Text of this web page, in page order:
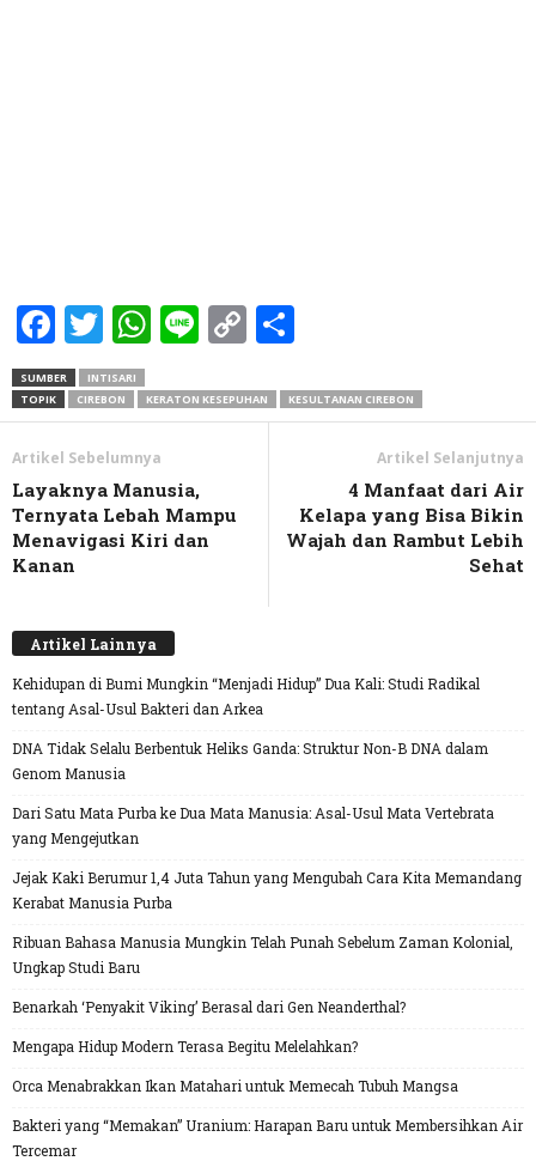
Facebook
TwitterWhatsApp
LineCopy
SUMBER
INTISARI
TOPIK
CIREBON KERATON KESEPUHAN KESULTANAN CIREBON
Artikel Sebelumnya
Layaknya Manusia,
Ternyata Lebah Mampu
Menavigasi Kiri dan
Kanan
Artikel Selanjutnya
4 Manfaat dari Air
Kelapa yang Bisa Bikin
Wajah dan Rambut Lebih
Sehat
Artikel Lainnya
Kehidupan di Bumi Mungkin “Menjadi Hidup” Dua Kali: Studi Radikal
tentang Asal-Usul Bakteri dan Arkea
DNA Tidak Selalu Berbentuk Heliks Ganda: Struktur Non-B DNA dalam
Genom Manusia
Dari Satu Mata Purba ke Dua Mata Manusia: Asal-Usul Mata Vertebrata
yang Mengejutkan
Jejak Kaki Berumur 1,4 Juta Tahun yang Mengubah Cara Kita Memandang
Kerabat Manusia Purba
Ribuan Bahasa Manusia Mungkin Telah Punah Sebelum Zaman Kolonial,
Ungkap Studi Baru
Benarkah ‘Penyakit Viking’ Berasal dari Gen Neanderthal?
Mengapa Hidup Modern Terasa Begitu Melelahkan?
Orca Menabrakkan Ikan Matahari untuk Memecah Tubuh Mangsa
Bakteri yang “Memakan” Uranium: Harapan Baru untuk Membersihkan Air
Tercemar